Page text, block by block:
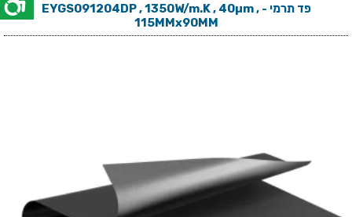
פד תרמי - EYGS091204DP , 1350W/m.K , 40µm ,
115MMx90MM